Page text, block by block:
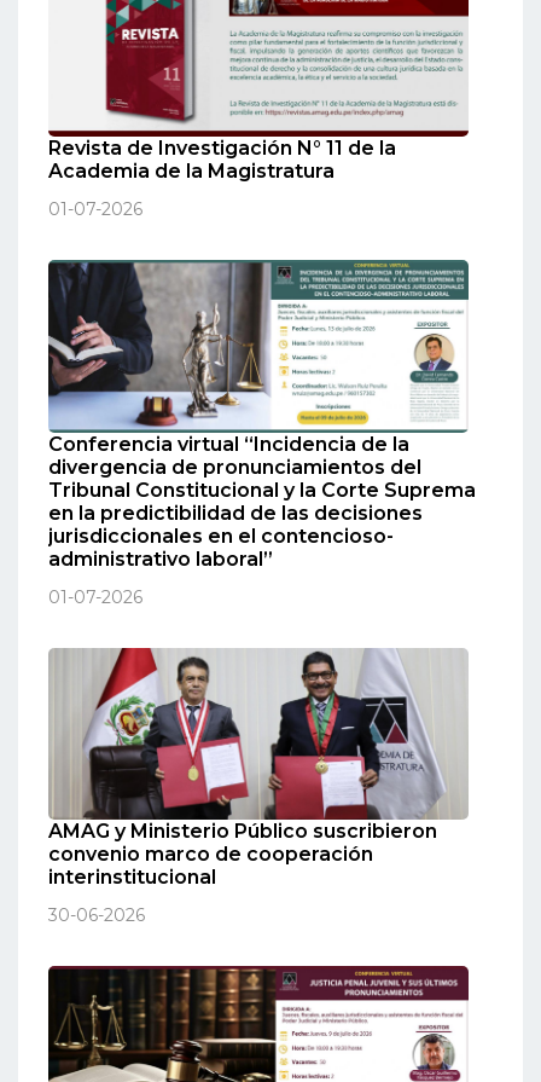
Revista de Investigación N° 11 de la
Academia de la Magistratura
01-07-2026
Conferencia virtual “Incidencia de la
divergencia de pronunciamientos del
Tribunal Constitucional y la Corte Suprema
en la predictibilidad de las decisiones
jurisdiccionales en el contencioso-
administrativo laboral”
01-07-2026
AMAG y Ministerio Público suscribieron
convenio marco de cooperación
interinstitucional
30-06-2026